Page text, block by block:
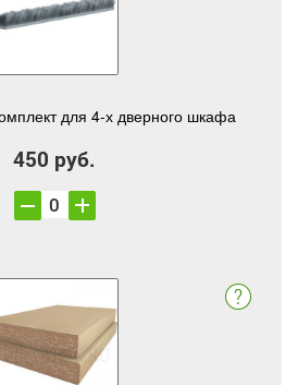
для 4-х дверного шкафа
450 руб.